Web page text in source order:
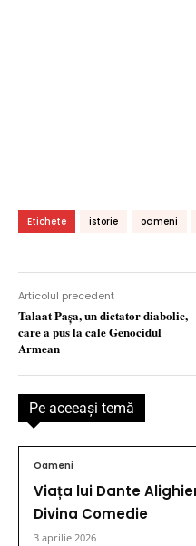
Etichete istorie oameni
Articolul precedent
Talaat Paşa, un dictator diabolic,
care a pus la cale Genocidul
Armean
Pe aceeaşi temă
Oameni
Viața lui Dante
Divina Comedie
3 aprilie 2026